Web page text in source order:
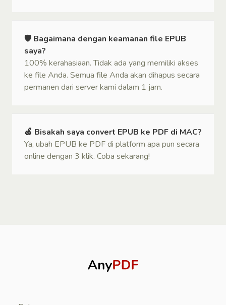
🛡 Bagaimana dengan keamanan file EPUB
saya?
100% kerahasiaan. Tidak ada yang memiliki akses
ke file Anda. Semua file Anda akan dihapus secara
permanen dari server kami dalam 1 jam.
🍏 Bisakah saya convert EPUB ke PDF di MAC?
Ya, ubah EPUB ke PDF di platform apa pun secara
online dengan 3 klik. Coba sekarang!